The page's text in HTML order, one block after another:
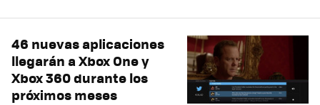
46 nuevas aplicaciones
llegarán a Xbox One y
Xbox 360 durante los
próximos meses